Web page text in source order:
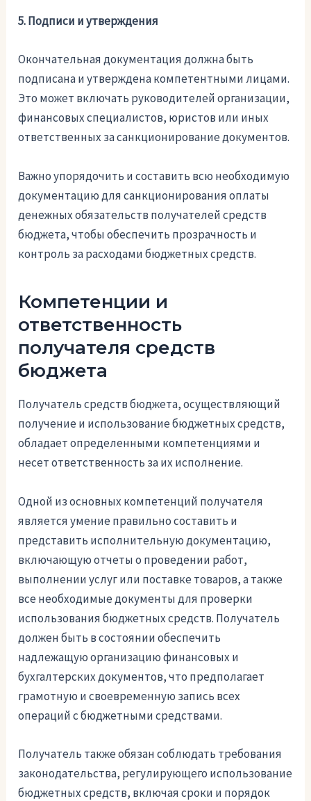
5. Подписи и утверждения
Окончательная документация должна быть
подписана и утверждена компетентными лицами.
Это может включать руководителей организации,
финансовых специалистов, юристов или иных
ответственных за санкционирование документов.
Важно упорядочить и составить всю необходимую
документацию для санкционирования оплаты
денежных обязательств получателей средств
бюджета, чтобы обеспечить прозрачность и
контроль за расходами бюджетных средств.
Компетенции и
ответственность
получателя средств
бюджета
Получатель средств бюджета, осуществляющий
получение и использование бюджетных средств,
обладает определенными компетенциями и
несет ответственность за их исполнение.
Одной из основных компетенций получателя
является умение правильно составить и
представить исполнительную документацию,
включающую отчеты о проведении работ,
выполнении услуг или поставке товаров, а также
все необходимые документы для проверки
использования бюджетных средств. Получатель
должен быть в состоянии обеспечить
надлежащую организацию финансовых и
бухгалтерских документов, что предполагает
грамотную и своевременную запись всех
операций с бюджетными средствами.
Получатель также обязан соблюдать требования
законодательства, регулирующего использование
бюджетных средств, включая сроки и порядок